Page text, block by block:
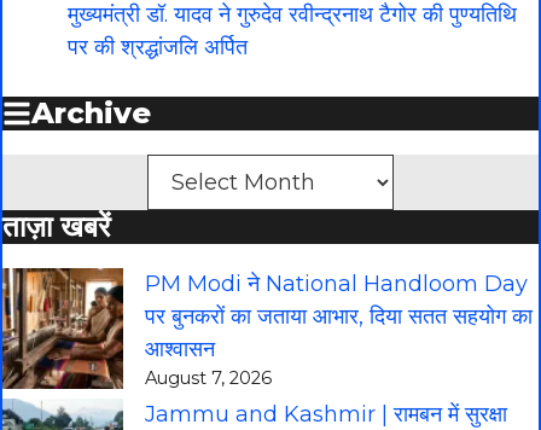
मुख्यमंत्री डॉ. यादव ने गुरुदेव रवीन्द्रनाथ टैगोर की पुण्यतिथि
पर की श्रद्धांजलि अर्पित
Archive
ताज़ा खबरें
PM Modi ने National Handloom Day
पर बुनकरों का जताया आभार, दिया सतत सहयोग का
आश्वासन
August 7, 2026
Jammu and Kashmir | रामबन में सुरक्षा